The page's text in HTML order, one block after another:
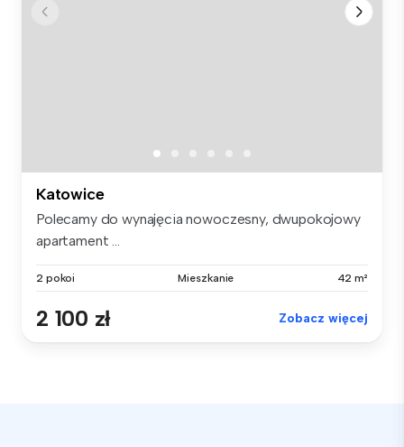
Katowice
Polecamy do wynajęcia nowoczesny, dwupokojowy
apartament ...
2 pokoi Mieszkanie 42 m²
2 100 zł Zobacz więcej